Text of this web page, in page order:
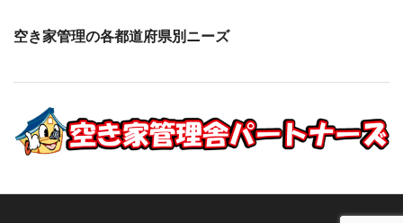
空き家管理の各都道府県別ニーズ